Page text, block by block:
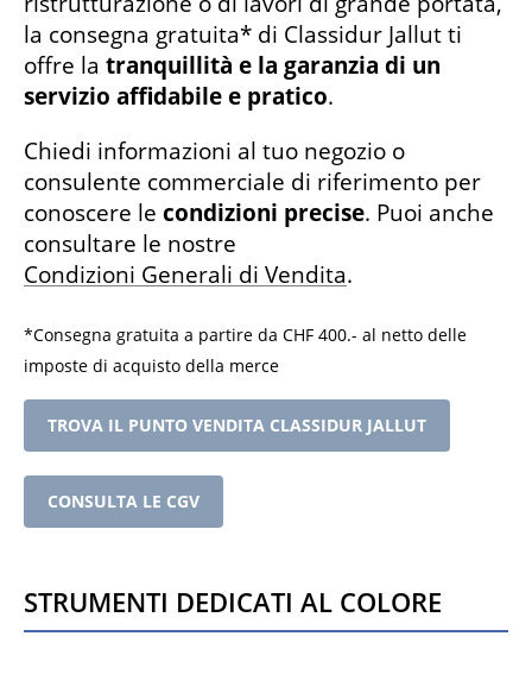
la consegna gratuita* di Classidur Jallut ti
offre la tranquillità e la garanzia di un
servizio affidabile e pratico.
Chiedi informazioni al tuo negozio o
consulente commerciale di riferimento per
conoscere le condizioni precise. Puoi anche
consultare le nostre
Condizioni Generali di Vendita.
*Consegna gratuita a partire da CHF 400.- al netto delle
imposte di acquisto della merce
TROVA IL PUNTO VENDITA CLASSIDUR JALLUT
CONSULTA LE CGV
Strumenti dedicati al colore